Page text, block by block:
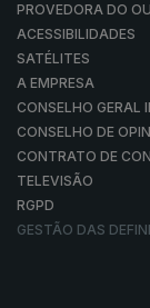
PROVEDORA DO
ACESSIBILIDADES
SATÉLITES
A EMPRESA
CONSELHO GERAL
CONSELHO DE
CONTRATO DE
TELEVISÃO
RGPD
GESTÃO DAS